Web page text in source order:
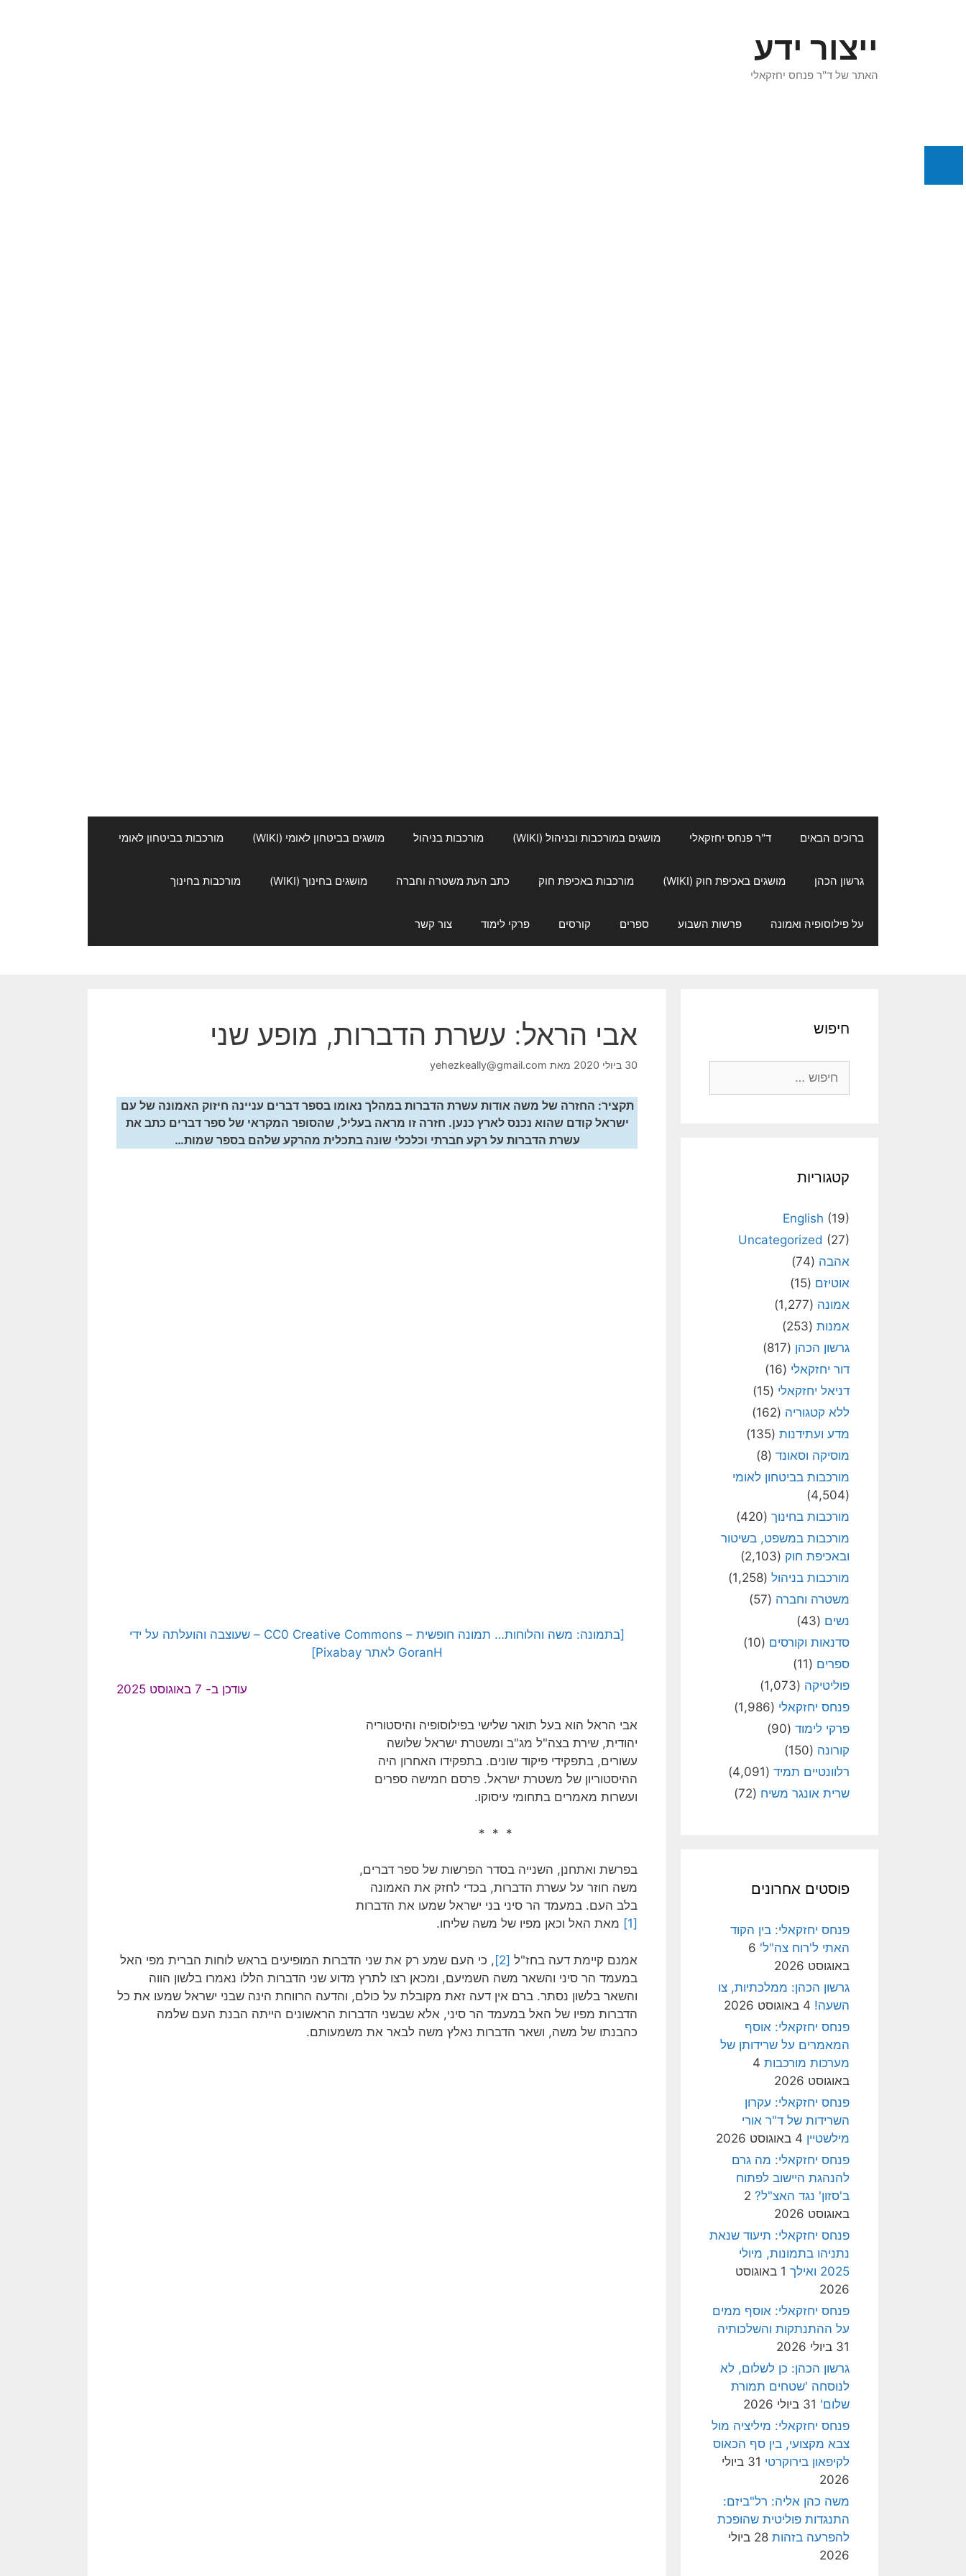
ייצור ידע
האתר של ד"ר פנחס יחזקאלי
ברוכים הבאים ד"ר פנחס יחזקאלי מושגים במורכבות ובניהול (WIKI) מורכבות בניהול מושגים בביטחון לאומי (WIKI) מורכבות בביטחון לאומי
גרשון הכהן מושגים באכיפת חוק (WIKI) מורכבות באכיפת חוק כתב העת משטרה וחברה מושגים בחינוך (WIKI) מורכבות בחינוך
על פילוסופיה ואמונה פרשות השבוע ספרים קורסים פרקי לימוד צור קשר
אבי הראל: עשרת הדברות, מופע שני
30 ביולי 2020 מאת yehezkeally@gmail.com
תקציר: החזרה של משה אודות עשרת הדברות במהלך נאומו בספר דברים עניינה חיזוק האמונה של עם
ישראל קודם שהוא נכנס לארץ כנען. חזרה זו מראה בעליל, שהסופר המקראי של ספר דברים כתב את
עשרת הדברות על רקע חברתי וכלכלי שונה בתכלית מהרקע שלהם בספר שמות…
[בתמונה: משה והלוחות… תמונה חופשית – CC0 Creative Commons – שעוצבה והועלתה על ידי
GoranH לאתר Pixabay]
עודכן ב- 7 באוגוסט 2025
אבי הראל הוא בעל תואר שלישי בפילוסופיה והיסטוריה
יהודית, שירת בצה"ל מג"ב ומשטרת ישראל שלושה
עשורים, בתפקידי פיקוד שונים. בתפקידו האחרון היה
ההיסטוריון של משטרת ישראל. פרסם חמישה ספרים
ועשרות מאמרים בתחומי עיסוקו.
* * *
בפרשת ואתחנן, השנייה בסדר הפרשות של ספר דברים,
משה חוזר על עשרת הדברות, בכדי לחזק את האמונה
בלב העם. במעמד הר סיני בני ישראל שמעו את הדברות
[1]
מאת האל וכאן מפיו של משה שליחו.
אמנם קיימת דעה בחז"ל [2]
, כי העם שמע רק את שני הדברות המופיעים בראש לוחות הברית מפי האל
במעמד הר סיני והשאר משה השמיעם, ומכאן רצו לתרץ מדוע שני הדברות הללו נאמרו בלשון הווה
והשאר בלשון נסתר. ברם אין דעה זאת מקובלת על כולם, והדעה הרווחת הינה שבני ישראל שמעו את כל
הדברות מפיו של האל במעמד הר סיני, אלא שבשני הדברות הראשונים הייתה הבנת העם שלמה
כהבנתו של משה, ושאר הדברות נאלץ משה לבאר את משמעותם.
חיפוש
קטגוריות
English (19)
Uncategorized (27)
אהבה (74)
אוטיזם (15)
אמונה (1,277)
אמנות (253)
גרשון הכהן (817)
דור יחזקאלי (16)
דניאל יחזקאלי (15)
ללא קטגוריה (162)
מדע ועתידנות (135)
מוסיקה וסאונד (8)
מורכבות בביטחון לאומי
(4,504)
מורכבות בחינוך (420)
מורכבות במשפט, בשיטור
ובאכיפת חוק (2,103)
מורכבות בניהול (1,258)
משטרה וחברה (57)
נשים (43)
סדנאות וקורסים (10)
ספרים (11)
פוליטיקה (1,073)
פנחס יחזקאלי (1,986)
פרקי לימוד (90)
קורונה (150)
רלוונטיים תמיד (4,091)
שרית אונגר משיח (72)
פוסטים אחרונים
פנחס יחזקאלי: בין הקוד
האתי ל'רוח צה"ל' 6
באוגוסט 2026
גרשון הכהן: ממלכתיות, צו
השעה! 4 באוגוסט 2026
פנחס יחזקאלי: אוסף
המאמרים על שרידותן של
מערכות מורכבות 4
באוגוסט 2026
פנחס יחזקאלי: עקרון
השרידות של ד"ר אורי
מילשטיין 4 באוגוסט 2026
פנחס יחזקאלי: מה גרם
להנהגת היישוב לפתוח
ב'סזון' נגד האצ"ל? 2
באוגוסט 2026
פנחס יחזקאלי: תיעוד שנאת
נתניהו בתמונות, מיולי
2025 ואילך
1 באוגוסט
2026
פנחס יחזקאלי: אוסף ממים
על ההתנתקות והשלכותיה
31 ביולי 2026
גרשון הכהן: כן לשלום, לא
לנוסחה 'שטחים תמורת
שלום' 31 ביולי 2026
פנחס יחזקאלי: מיליציה מול
צבא מקצועי, בין סף הכאוס
לקיפאון בירוקרטי
31 ביולי
2026
משה כהן אליה: רל"ביזם:
התנגדות פוליטית שהופכת
להפרעה בזהות
28 ביולי
2026